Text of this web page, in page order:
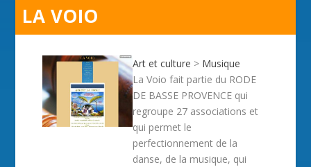
LA VOIO
Art et culture > Musique
La Voio fait partie du RODE
DE BASSE PROVENCE qui
regroupe 27 associations et
qui permet le
perfectionnement de la
danse, de la musique, qui